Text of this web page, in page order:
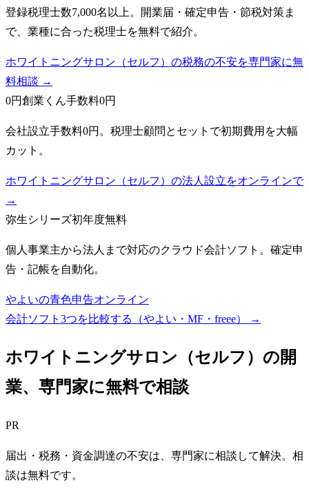
登録税理士数7,000名以上。開業届・確定申告・節税対策ま
で、業種に合った税理士を無料で紹介。
ホワイトニングサロン（セルフ）の税務の不安を専門家に無
料相談 →
0円創業くん手数料0円
会社設立手数料0円。税理士顧問とセットで初期費用を大幅
カット。
ホワイトニングサロン（セルフ）の法人設立をオンラインで
→
弥生シリーズ初年度無料
個人事業主から法人まで対応のクラウド会計ソフト。確定申
告・記帳を自動化。
やよいの青色申告オンライン
会計ソフト3つを比較する（やよい・MF・freee）
→
ホワイトニングサロン（セルフ） の開
業、専門家に無料で相談
PR
届出・税務・資金調達の不安は、専門家に相談して解決。相
談は無料です。